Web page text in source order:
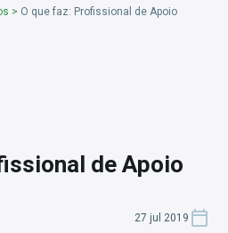
> O que faz: Profissional de Apoio
de Apoio
27 jul 2019